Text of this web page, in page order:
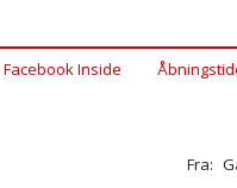
Facebook Inside
Fra: